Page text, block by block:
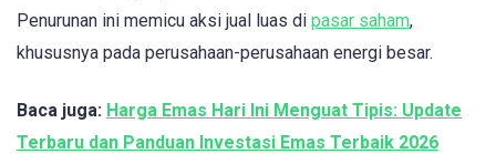
Penurunan ini memicu aksi jual luas di pasar saham,
khususnya pada perusahaan-perusahaan energi besar.
Baca juga: Harga Emas Hari Ini Menguat Tipis: Update
Terbaru dan Panduan Investasi Emas Terbaik 2026